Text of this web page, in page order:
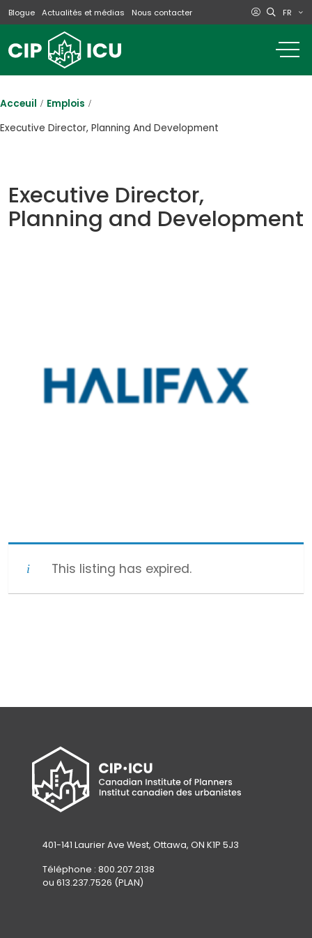
Blogue Actualités et médias Nous contacter FR
Acceuil
Emplois
Executive Director, Planning And Development
Executive Director,
Planning and Development
This listing has expired.
401-141 Laurier Ave West, Ottawa, ON K1P 5J3
Téléphone : 800.207.2138
ou 613.237.7526 (PLAN)